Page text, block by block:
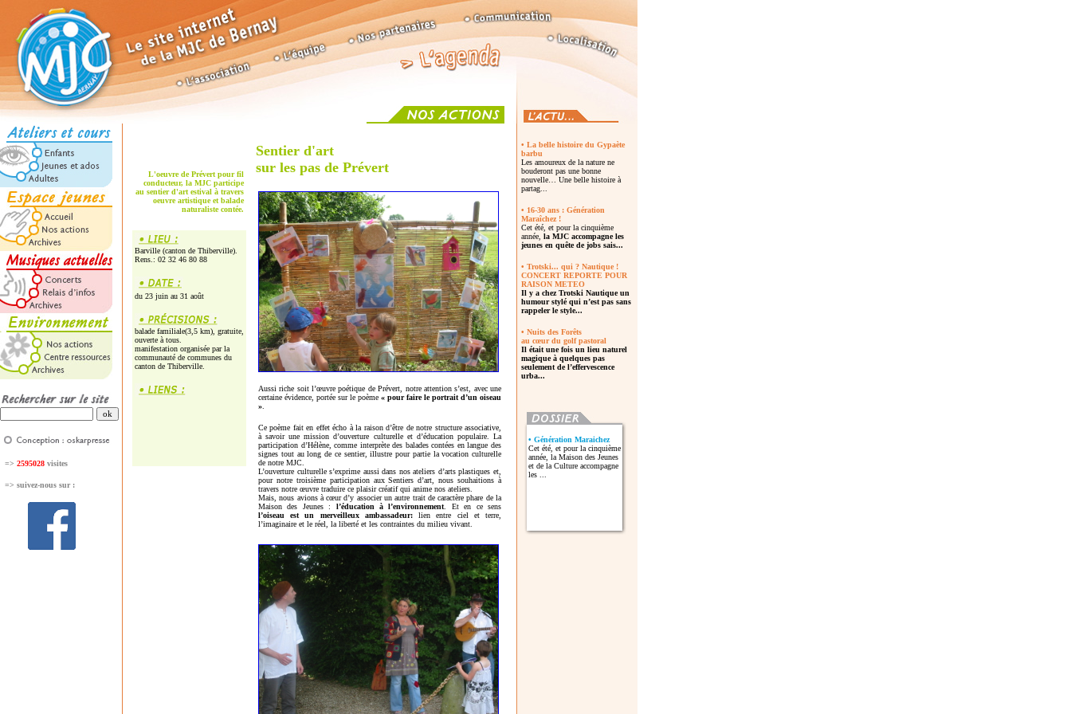
=> 2595028 visites
=> suivez-nous sur :
L'oeuvre de Prévert pour fil
conducteur, la MJC participe
au sentier d'art estival à travers
oeuvre artistique et balade
naturaliste contée.
Barville (canton de Thiberville).
Rens.: 02 32 46 80 88
du 23 juin au 31 août
balade familiale(3,5 km), gratuite,
ouverte à tous.
manifestation organisée par la
communauté de communes du
canton de Thiberville.
Sentier d'art
sur les pas de Prévert
Aussi riche soit l’œuvre poétique de Prévert, notre attention s’est, avec une
certaine évidence, portée sur le poème « pour faire le portrait d’un oiseau
»
Ce poème fait en effet écho à la raison d’être de notre structure associative,
à savoir une mission d’ouverture culturelle et d’éducation populaire. La
participation d’Hélène, comme interprète des balades contées en langue des
signes tout au long de ce sentier, illustre pour partie la vocation culturelle
de notre MJC.
L’ouverture culturelle s’exprime aussi dans nos ateliers d’arts plastiques et,
pour notre troisième participation aux Sentiers d’art, nous souhaitions à
travers notre œuvre traduire ce plaisir créatif qui anime nos ateliers.
Mais, nous avions à cœur d’y associer un autre trait de caractère phare de la
Maison des Jeunes : l’éducation à l’environnement . Et en ce sens
l’oiseau est un merveilleux ambassadeur:lien entre ciel et terre,
l’imaginaire et le réel, la liberté et les contraintes du milieu vivant.
• La belle histoire du Gypaète
barbu
Les amoureux de la nature ne
bouderont pas une bonne
nouvelle… Une belle histoire à
partag...
• 16-30 ans : Génération
Maraîchez !
Cet été, et pour la cinquième
année, la MJC accompagne les
jeunes en quête de jobs sais...
• Trotski... qui ? Nautique !
CONCERT REPORTE POUR
RAISON METEO
Il y a chezTrotski Nautique un
humour styléqui n’est pas sans
rappeler le style...
• Nuits des Forêts
au cœur du golf pastoral
Il était une fois un lieu naturel
magique à quelques pas
seulement de l’effervescence
urba...
• Génération Maraichez
Cet été, et pour la cinquième
année, la Maison des Jeunes
et de la Culture accompagne
les ...